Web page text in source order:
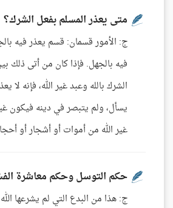
متى يعذر المسلم بفعل الشرك؟
ج: الأمور قسمان: قسم يعذر فيه
فيه بالجهل. فإذا كان من أتى ذلك
الشرك بالله وعبد غير الله، فإنه لا
يسأل، ولم يتبصر في دينه فيكون
غير الله من أموات أو أشجار أو
حكم التوسل وحكم معاشرة
ج: هذا من البدع التي لم يشرعها